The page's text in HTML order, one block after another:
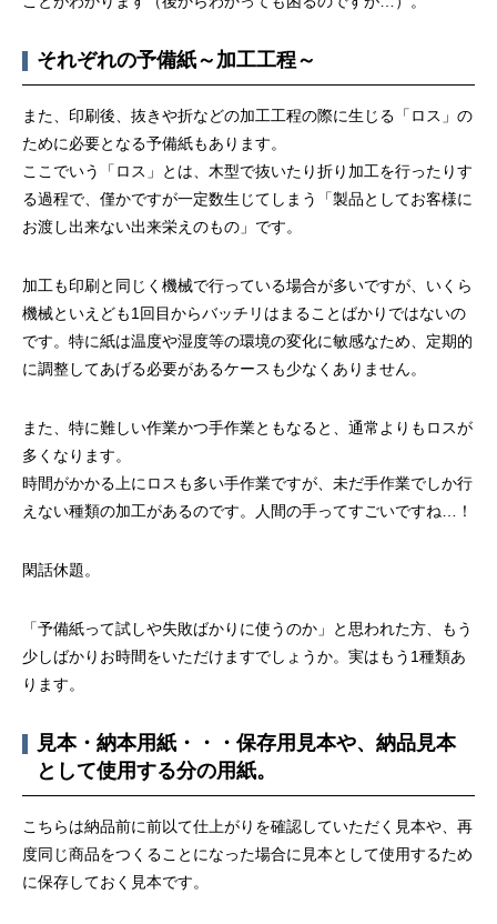
それぞれの予備紙～加工工程～
また、印刷後、抜きや折などの加工工程の際に生じる「ロス」の
ために必要となる予備紙もあります。
ここでいう「ロス」とは、木型で抜いたり折り加工を行ったりす
る過程で、僅かですが一定数生じてしまう「製品としてお客様に
お渡し出来ない出来栄えのもの」です。
加工も印刷と同じく機械で行っている場合が多いですが、いくら
機械といえども1回目からバッチリはまることばかりではないの
です。特に紙は温度や湿度等の環境の変化に敏感なため、定期的
に調整してあげる必要があるケースも少なくありません。
また、特に難しい作業かつ手作業ともなると、通常よりもロスが
多くなります。
時間がかかる上にロスも多い手作業ですが、未だ手作業でしか行
えない種類の加工があるのです。人間の手ってすごいですね…！
閑話休題。
「予備紙って試しや失敗ばかりに使うのか」と思われた方、もう
少しばかりお時間をいただけますでしょうか。実はもう1種類あ
ります。
見本・納本用紙・・・保存用見本や、納品見本
として使用する分の用紙。
こちらは納品前に前以て仕上がりを確認していただく見本や、再
度同じ商品をつくることになった場合に見本として使用するため
に保存しておく見本です。